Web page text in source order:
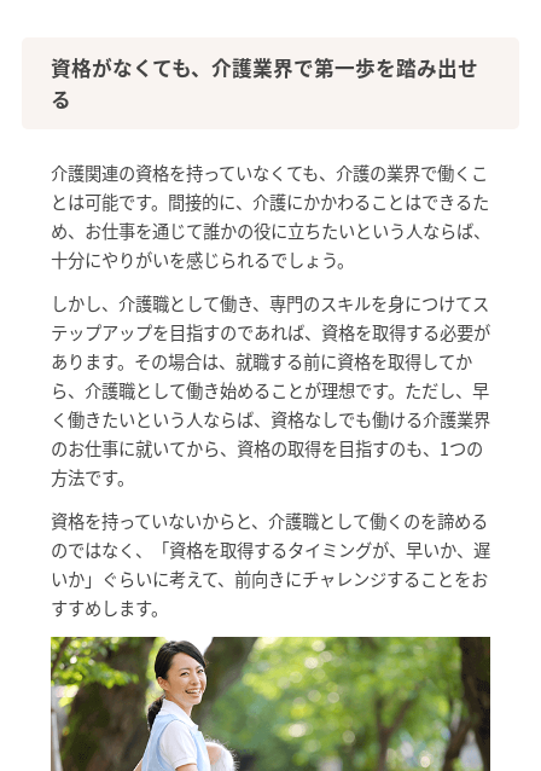
資格がなくても、介護業界で第一歩を踏み出せ
る
介護関連の資格を持っていなくても、介護の業界で働くこ
とは可能です。間接的に、介護にかかわることはできるた
め、お仕事を通じて誰かの役に立ちたいという人ならば、
十分にやりがいを感じられるでしょう。
しかし、介護職として働き、専門のスキルを身につけてス
テップアップを目指すのであれば、資格を取得する必要が
あります。その場合は、就職する前に資格を取得してか
ら、介護職として働き始めることが理想です。ただし、早
く働きたいという人ならば、資格なしでも働ける介護業界
のお仕事に就いてから、資格の取得を目指すのも、1つの
方法です。
資格を持っていないからと、介護職として働くのを諦める
のではなく、「資格を取得するタイミングが、早いか、遅
いか」ぐらいに考えて、前向きにチャレンジすることをお
すすめします。